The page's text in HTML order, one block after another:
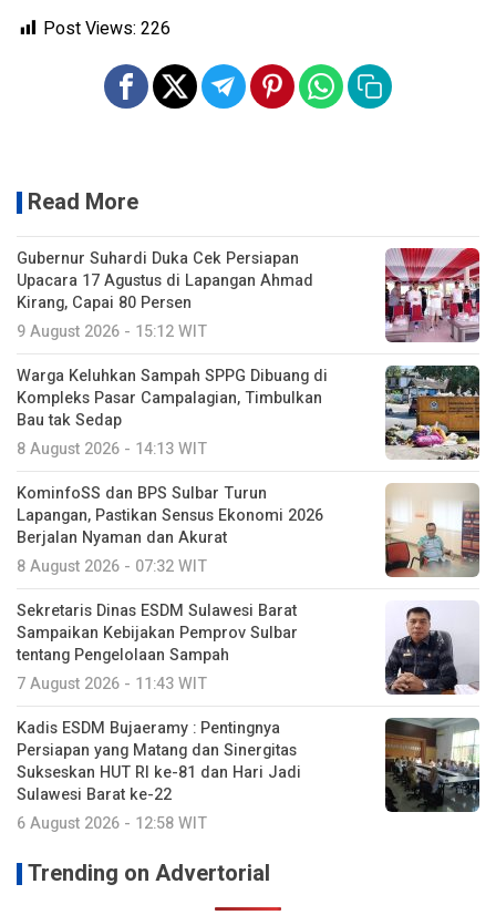
Post Views: 226
Read More
Gubernur Suhardi Duka Cek Persiapan
Upacara 17 Agustus di Lapangan Ahmad
Kirang, Capai 80 Persen
9 August 2026 - 15:12 WIT
Warga Keluhkan Sampah SPPG Dibuang di
Kompleks Pasar Campalagian, Timbulkan
Bau tak Sedap
8 August 2026 - 14:13 WIT
KominfoSS dan BPS Sulbar Turun
Lapangan, Pastikan Sensus Ekonomi 2026
Berjalan Nyaman dan Akurat
8 August 2026 - 07:32 WIT
Sekretaris Dinas ESDM Sulawesi Barat
Sampaikan Kebijakan Pemprov Sulbar
tentang Pengelolaan Sampah
7 August 2026 - 11:43 WIT
Kadis ESDM Bujaeramy : Pentingnya
Persiapan yang Matang dan Sinergitas
Sukseskan HUT RI ke-81 dan Hari Jadi
Sulawesi Barat ke-22
6 August 2026 - 12:58 WIT
Trending on Advertorial